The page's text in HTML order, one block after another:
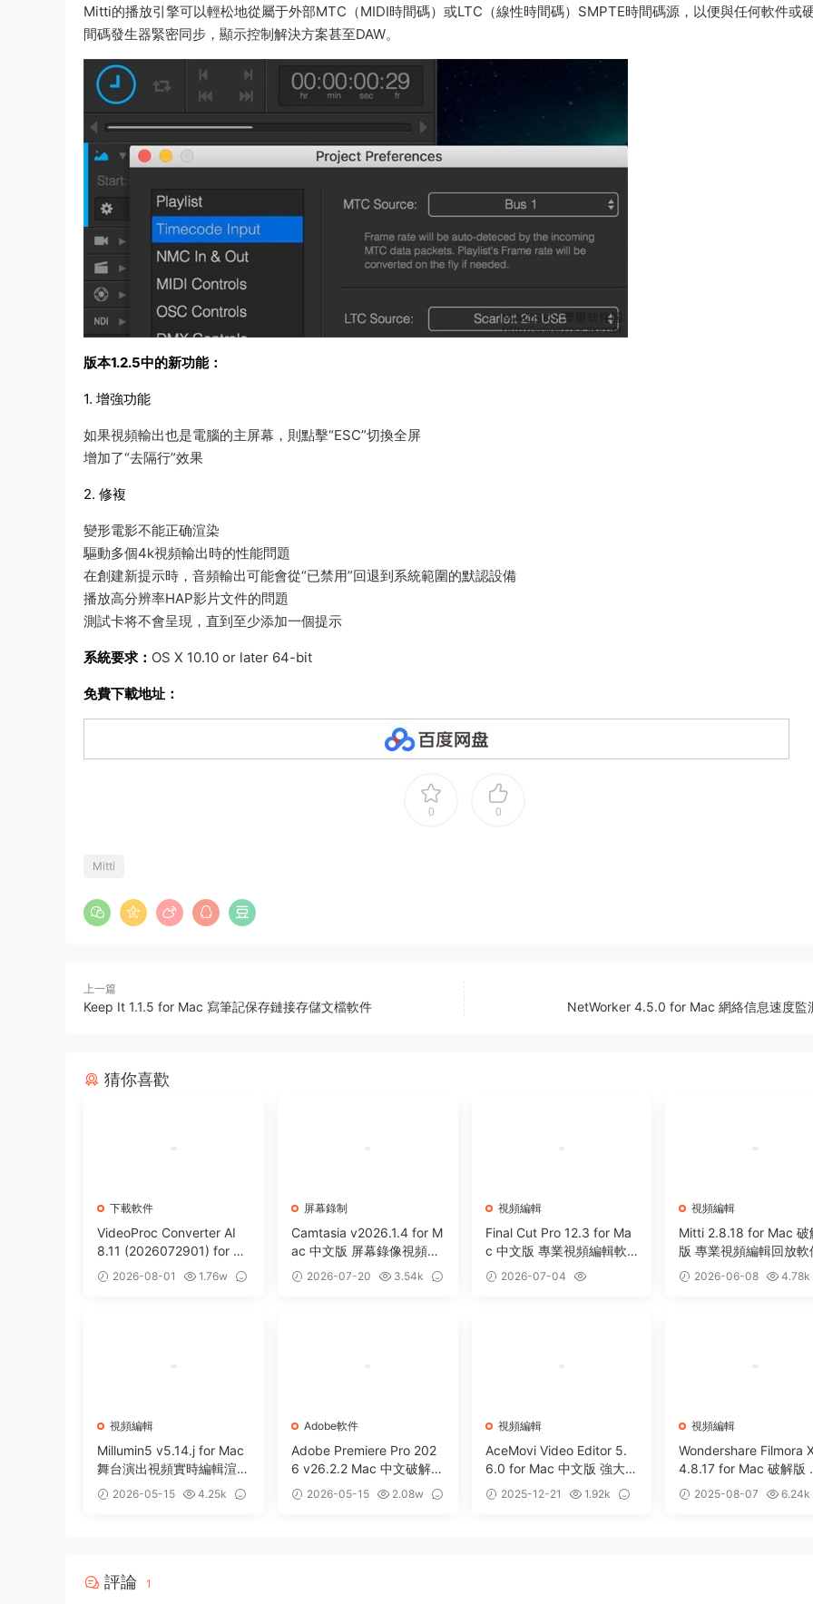
Mitti的播放引擎可以輕松地從屬于外部MTC（MIDI時間碼）或LTC（線性時間碼）SMPTE時間碼源，以便與任何軟件或
間碼發生器緊密同步，顯示控制解決方案甚至DAW。
版本1.2.5中的新功能：
1. 增強功能
如果視頻輸出也是電腦的主屏幕，則點擊“ESC”切換全屏
增加了“去隔行”效果
2. 修複
變形電影不能正确渲染
驅動多個4k視頻輸出時的性能問題
在創建新提示時，音頻輸出可能會從“已禁用”回退到系統範圍的默認設備
播放高分辨率HAP影片文件的問題
測試卡将不會呈現，直到至少添加一個提示
系統要求： OS X 10.10 or later 64-bit
免費下載地址：
0 0
Mitti
上一篇
Keep It 1.1.5 for Mac 寫筆記保存鏈接存儲文檔軟件 NetWorker 4.5.0 for Mac 網絡信息速度監
猜你喜歡
下載軟件
VideoProc Converter AI
8.11 (2026072901) for M
ac 視頻編輯處理下載格式
轉換工具
2026-08-01
1.76w
屏幕錄制
Camtasia v2026.1.4 for M
ac 中文版 屏幕錄像視頻錄
制編輯軟件
2026-07-20
3.54k
視頻編輯
Final Cut Pro 12.3 for Ma
c 中文版 專業視頻編輯軟
件 2026-07-04
視頻編輯
Mitti 2.8.18 for Mac 破
版 專業視頻編輯回放軟
2026-06-08
4.78k
視頻編輯
Millumin5 v5.14.j for Mac
舞台演出視頻實時編輯渲染
工具2026-05-15
4.25k
Adobe軟件
Adobe Premiere Pro 202
6 v26.2.2 Mac 中文破解版
PR2026 強大視頻編輯軟件
2026-05-15
2.08w
視頻編輯
AceMovi Video Editor 5.
6.0 for Mac 中文版 強大視
頻編輯效果制作軟件
2025-12-21
1.92k
視頻編輯
Wondershare Filmora
4.8.17 for Mac 破解版
頻編輯制作軟件
2025-08-07
6.24k
評論 1